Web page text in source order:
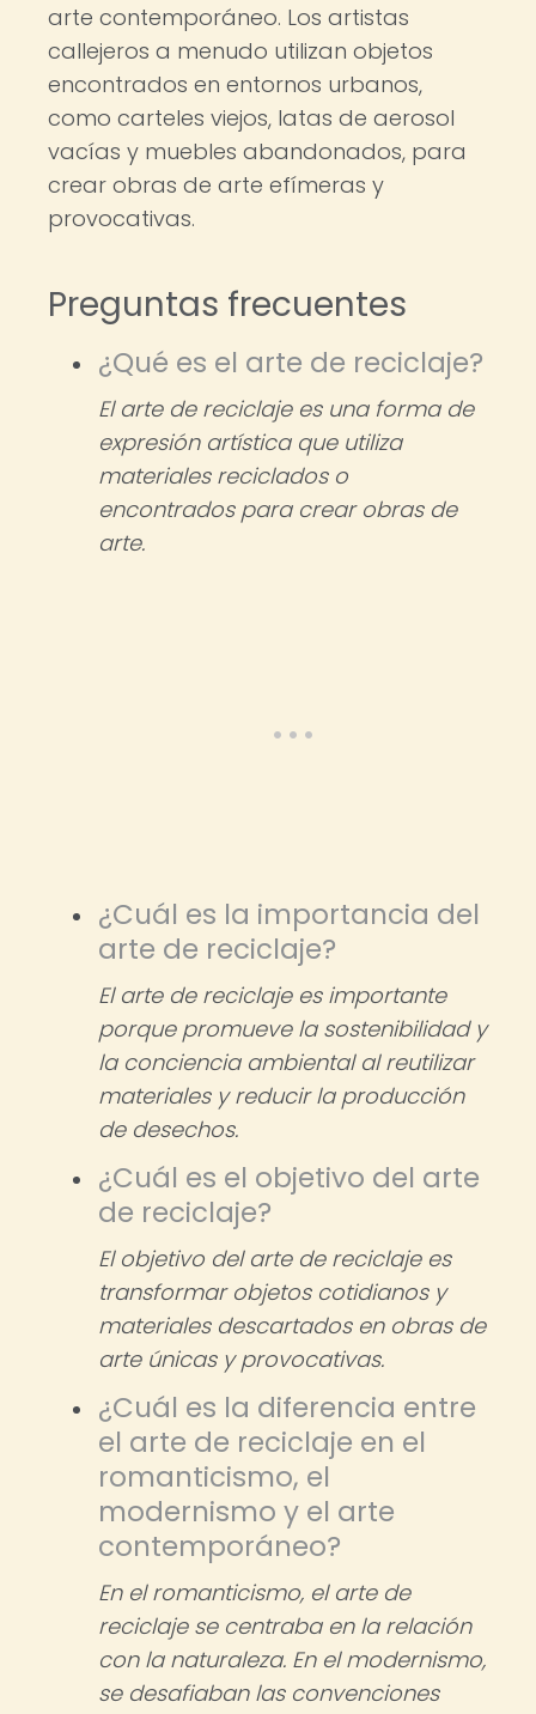
arte contemporáneo. Los artistas
callejeros a menudo utilizan objetos
encontrados en entornos urbanos,
como carteles viejos, latas de aerosol
vacías y muebles abandonados, para
crear obras de arte efímeras y
provocativas.
Preguntas frecuentes
¿Qué es el arte de reciclaje?
El arte de reciclaje es una forma de
expresión artística que utiliza
materiales reciclados o
encontrados para crear obras de
arte.
¿Cuál es la importancia del
arte de reciclaje?
El arte de reciclaje es importante
porque promueve la sostenibilidad y
la conciencia ambiental al reutilizar
materiales y reducir la producción
de desechos.
¿Cuál es el objetivo del arte
de reciclaje?
El objetivo del arte de reciclaje es
transformar objetos cotidianos y
materiales descartados en obras de
arte únicas y provocativas.
¿Cuál es la diferencia entre
el arte de reciclaje en el
romanticismo, el
modernismo y el arte
contemporáneo?
En el romanticismo, el arte de
reciclaje se centraba en la relación
con la naturaleza. En el modernismo,
se desafiaban las convenciones